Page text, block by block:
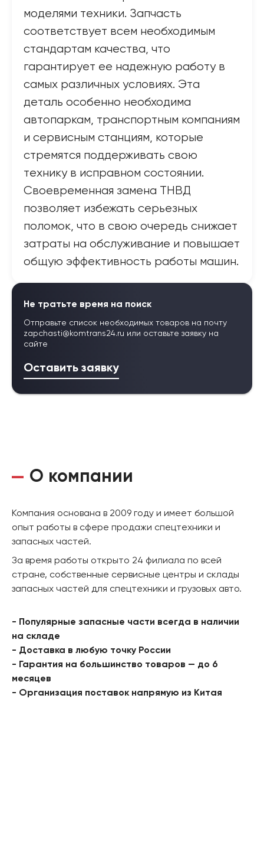
моделями техники. Запчасть
соответствует всем необходимым
стандартам качества, что
гарантирует ее надежную работу в
самых различных условиях. Эта
деталь особенно необходима
автопаркам, транспортным компаниям
и сервисным станциям, которые
стремятся поддерживать свою
технику в исправном состоянии.
Своевременная замена ТНВД
позволяет избежать серьезных
поломок, что в свою очередь снижает
затраты на обслуживание и повышает
общую эффективность работы машин.
Не тратьте время на поиск
Отправьте список необходимых товаров на почту
zapchasti@komtrans24.ru или оставьте заявку на
сайте
Оставить заявку
О компании
Компания основана в 2009 году и имеет большой
опыт работы в сфере продажи спецтехники и
запасных частей.
За время работы открыто 24 филиала по всей
стране, собственные сервисные центры и склады
запасных частей для спецтехники и грузовых авто.
- Популярные запасные части всегда в наличии
на складе
- Доставка в любую точку России
- Гарантия на большинство товаров — до 6
месяцев
- Организация поставок напрямую из Китая